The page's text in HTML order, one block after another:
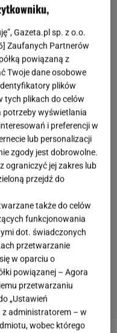
Gazeta.pl sp. z o.o.
] Zaufanych Partnerów
powiązaną z
Twoje dane osobowe
plików
tych plikach do celów
potrzeby wyświetlania
i preferencji w
lub personalizacji
zgody jest dobrowolne.
ograniczyć jej zakres lub
przejdź do
także do celów
funkcjonowania
dot. świadczonych
przetwarzanie
w oparciu o
powiązanej – Agora
przetwarzaniu
„Ustawień
z administratorem – w
wobec którego